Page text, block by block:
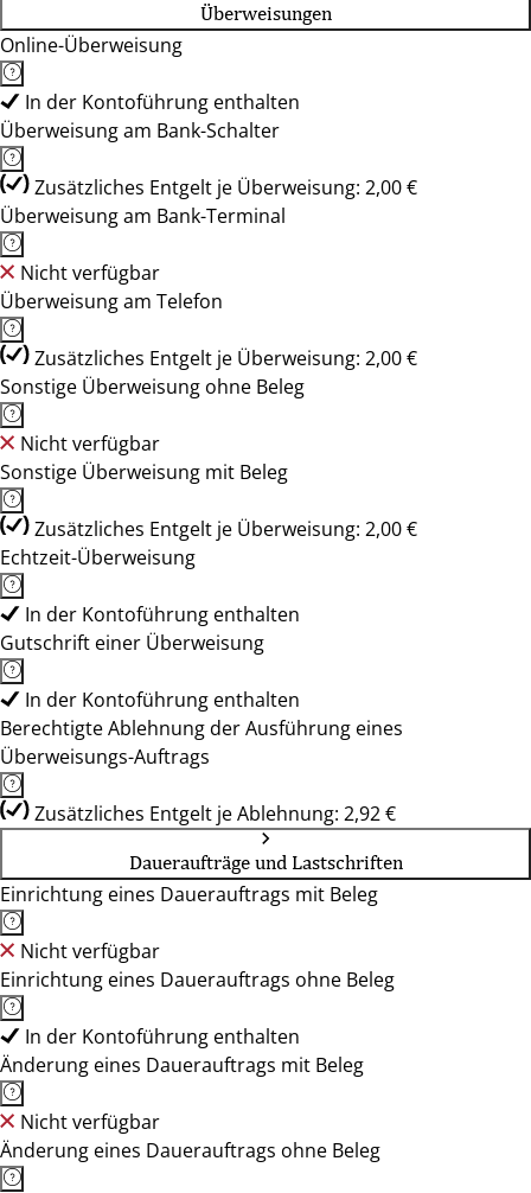
Überweisungen
Online-Überweisung
In der Kontoführung enthalten
Überweisung am Bank-Schalter
Zusätzliches Entgelt je Überweisung: 2,00 €
Überweisung am Bank-Terminal
Nicht verfügbar
Überweisung am Telefon
Zusätzliches Entgelt je Überweisung: 2,00 €
Sonstige Überweisung ohne Beleg
Nicht verfügbar
Sonstige Überweisung mit Beleg
Zusätzliches Entgelt je Überweisung: 2,00 €
Echtzeit-Überweisung
In der Kontoführung enthalten
Gutschrift einer Überweisung
In der Kontoführung enthalten
Berechtigte Ablehnung der Ausführung eines
Überweisungs-Auftrags
Zusätzliches Entgelt je Ablehnung: 2,92 €
Daueraufträge und Lastschriften
Einrichtung eines Dauerauftrags mit Beleg
Nicht verfügbar
Einrichtung eines Dauerauftrags ohne Beleg
In der Kontoführung enthalten
Änderung eines Dauerauftrags mit Beleg
Nicht verfügbar
Änderung eines Dauerauftrags ohne Beleg